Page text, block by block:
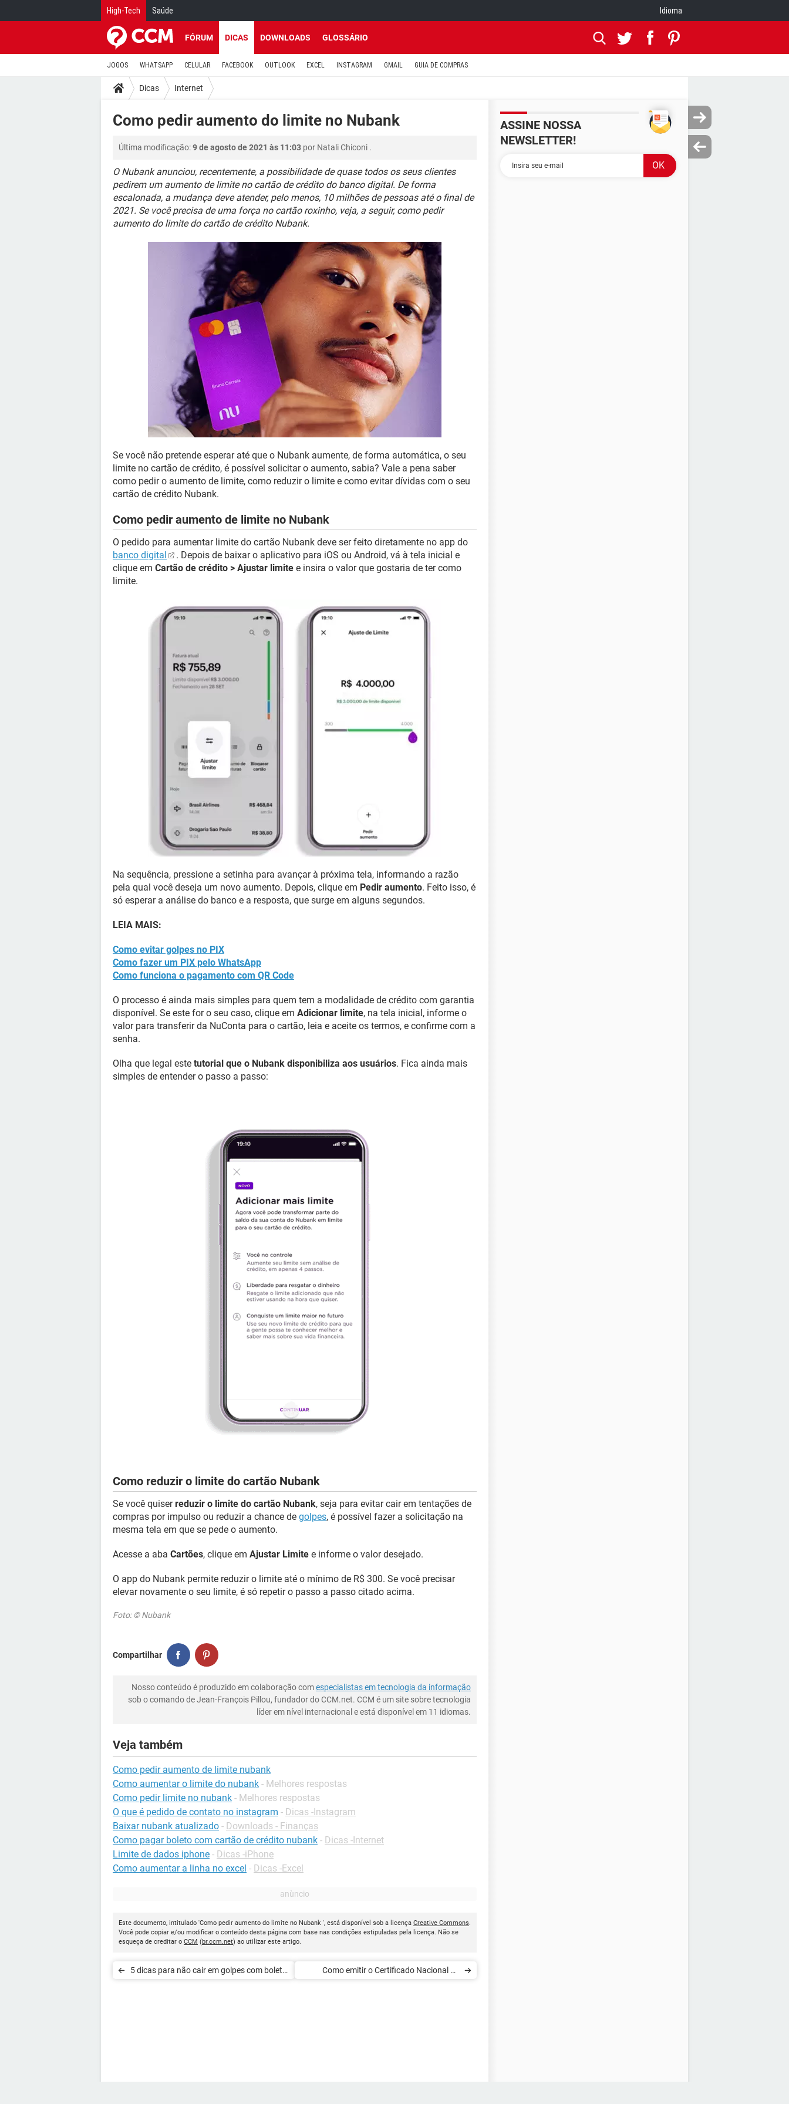
High-Tech Saúde Idioma
FÓRUM DICAS DOWNLOADS GLOSSÁRIO
JOGOS WHATSAPP CELULAR FACEBOOK OUTLOOK EXCEL INSTAGRAM GMAIL GUIA DE COMPRAS
Dicas Internet
Como pedir aumento do limite no Nubank
Última modificação:9 de agosto de 2021 às 11:03 por Natali Chiconi .
O Nubank anunciou, recentemente, a possibilidade de quase todos os seus clientes
pedirem um aumento de limite no cartão de crédito do banco digital. De forma
escalonada, a mudança deve atender, pelo menos, 10 milhões de pessoas até o final de
2021. Se você precisa de uma força no cartão roxinho, veja, a seguir, como pedir
aumento do limite do cartão de crédito Nubank.
Se você não pretende esperar até que o Nubank aumente, de forma automática, o seu
limite no cartão de crédito, é possível solicitar o aumento, sabia? Vale a pena saber
como pedir o aumento de limite, como reduzir o limite e como evitar dívidas com o seu
cartão de crédito Nubank.
Como pedir aumento de limite no Nubank
O pedido para aumentar limite do cartão Nubank deve ser feito diretamente no app do
banco digital
. Depois de baixar o aplicativo para iOS ou Android, vá à tela inicial e
clique em Cartão de crédito > Ajustar limite e insira o valor que gostaria de ter como
limite.
Na sequência, pressione a setinha para avançar à próxima tela, informando a razão
pela qual você deseja um novo aumento. Depois, clique em Pedir aumento. Feito isso, é
só esperar a análise do banco e a resposta, que surge em alguns segundos.
LEIA MAIS:
Como evitar golpes no PIX
Como fazer um PIX pelo WhatsApp
Como funciona o pagamento com QR Code
O processo é ainda mais simples para quem tem a modalidade de crédito com garantia
disponível. Se este for o seu caso, clique em Adicionar limite, na tela inicial, informe o
valor para transferir da NuConta para o cartão, leia e aceite os termos, e confirme com a
senha.
Olha que legal este tutorial que o Nubank disponibiliza aos usuários. Fica ainda mais
simples de entender o passo a passo:
Como reduzir o limite do cartão Nubank
Se você quiserreduzir o limite do cartão Nubank, seja para evitar cair em tentações de
compras por impulso ou reduzir a chance de golpes, é possível fazer a solicitação na
mesma tela em que se pede o aumento.
Acesse a aba Cartões, clique em Ajustar Limite e informe o valor desejado.
O app do Nubank permite reduzir o limite até o mínimo de R$ 300. Se você precisar
elevar novamente o seu limite, é só repetir o passo a passo citado acima.
Foto: © Nubank
Compartilhar
Nosso conteúdo é produzido em colaboração comespecialistas em tecnologia da informação
sob o comando de Jean-François Pillou, fundador do CCM.net. CCM é um site sobre tecnologia
líder em nível internacional e está disponível em 11 idiomas.
Veja também
Como pedir aumento de limite nubank
Como aumentar o limite do nubank - Melhores respostas
Como pedir limite no nubank - Melhores respostas
O que é pedido de contato no instagram - Dicas -Instagram
Baixar nubank atualizado - Downloads - Finanças
Como pagar boleto com cartão de crédito nubank - Dicas -Internet
Limite de dados iphone - Dicas -iPhone
Como aumentar a linha no excel - Dicas -Excel
Este documento, intitulado 'Como pedir aumento do limite no Nubank ', está disponível sob a licença Creative Commons.
Você pode copiar e/ou modificar o conteúdo desta página com base nas condições estipuladas pela licença. Não se
esqueça de creditar o CCM (br.ccm.net) ao utilizar este artigo.
5 dicas para não cair em golpes com boleto
Como emitir o Certificado Nacional de
ASSINE NOSSA
NEWSLETTER!